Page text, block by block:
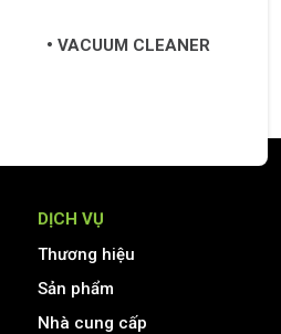
VACUUM CLEANER
DỊCH VỤ
Thương hiệu
Sản phẩm
Nhà cung cấp